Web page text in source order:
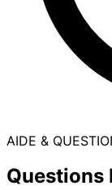
AIDE &
Questions